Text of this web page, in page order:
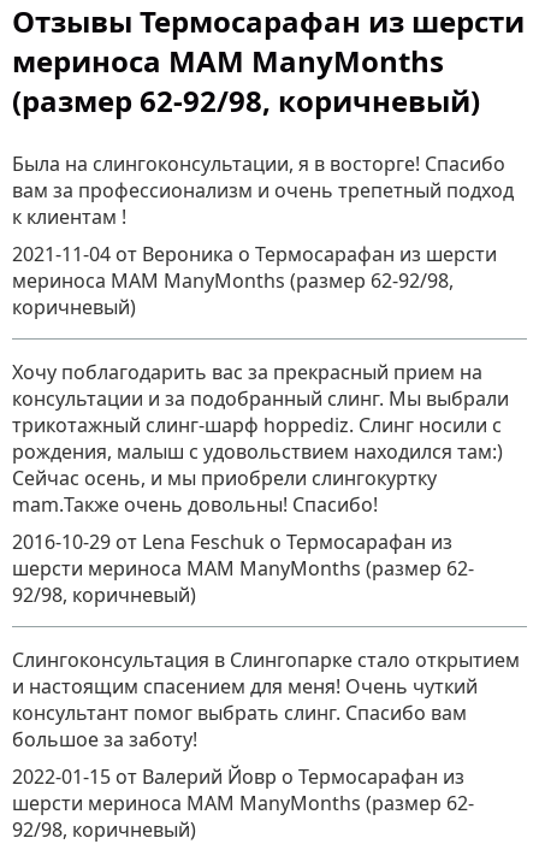
Отзывы Термосарафан из шерсти
мериноса MAM ManyMonths
(размер 62-92/98, коричневый)
Была на слингоконсультации, я в восторге! Спасибо
вам за профессионализм и очень трепетный подход
к клиентам !
2021-11-04 от Вероника о Термосарафан из шерсти
мериноса MAM ManyMonths (размер 62-92/98,
коричневый)
Хочу поблагодарить вас за прекрасный прием на
консультации и за подобранный слинг. Мы выбрали
трикотажный слинг-шарф hoppediz. Слинг носили с
рождения, малыш с удовольствием находился там:)
Сейчас осень, и мы приобрели слингокуртку
mam.Также очень довольны! Спасибо!
2016-10-29 от Lena Feschuk о Термосарафан из
шерсти мериноса MAM ManyMonths (размер 62-
92/98, коричневый)
Слингоконсультация в Слингопарке стало открытием
и настоящим спасением для меня! Очень чуткий
консультант помог выбрать слинг. Спасибо вам
большое за заботу!
2022-01-15 от Валерий Йовр о Термосарафан из
шерсти мериноса MAM ManyMonths (размер 62-
92/98, коричневый)